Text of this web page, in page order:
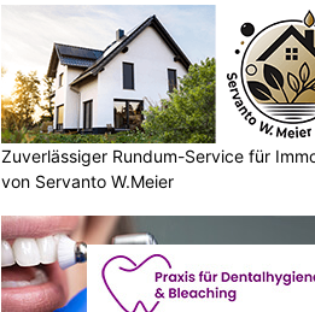
Zuverlässiger Rundum-Service für
von Servanto W.Meier